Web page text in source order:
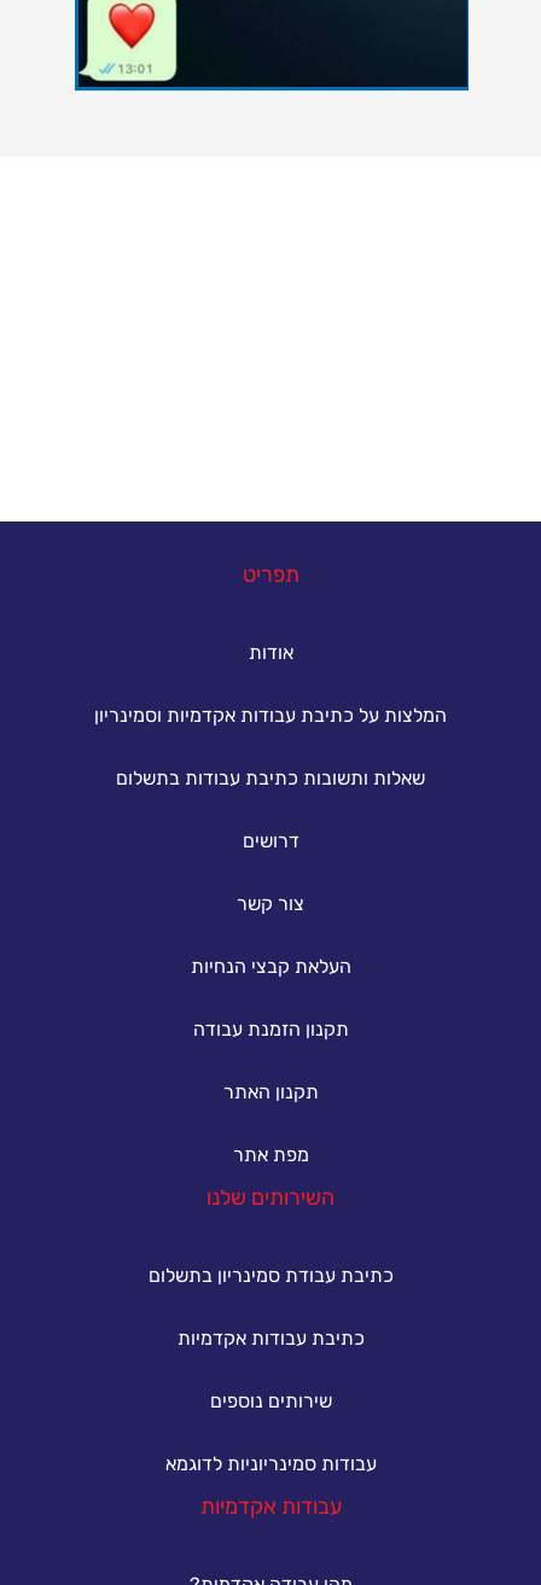
תפריט
אודות
המלצות על כתיבת עבודות אקדמיות וסמינריון
שאלות ותשובות כתיבת עבודות בתשלום
דרושים
צור קשר
העלאת קבצי הנחיות
תקנון הזמנת עבודה
תקנון האתר
מפת אתר
השירותים שלנו
כתיבת עבודת סמינריון בתשלום
כתיבת עבודות אקדמיות
שירותים נוספים
עבודות סמינריוניות לדוגמא
עבודות אקדמיות